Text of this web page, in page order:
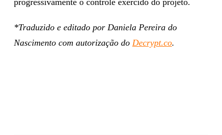
progressivamente o controle exercido do projeto.
*Traduzido e editado por Daniela Pereira do
Nascimento com autorização do Decrypt.co.